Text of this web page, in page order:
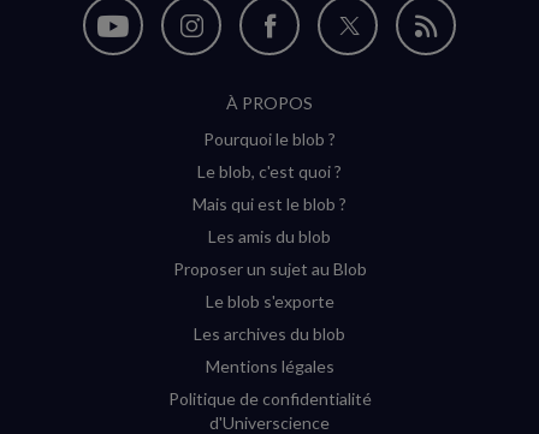
Nous
Nous
Instagram
(nouvelle
Nous
sur
Facebook
(nouvelle
Nous
Flux
À PROPOS
Pourquoi le blob ?
Le blob, c'est quoi ?
Mais qui est le blob ?
Les amis du blob
Proposer un sujet au Blob
Le blob s'exporte
Les archives du blob
Mentions légales
Politique de confidentialité
d'Universcience